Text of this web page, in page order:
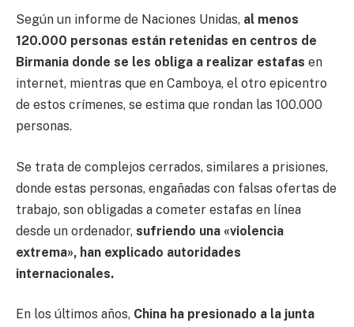
Según un informe de Naciones Unidas, al menos
120.000 personas están retenidas en centros de
Birmania donde se les obliga a realizar estafas en
internet, mientras que en Camboya, el otro epicentro
de estos crímenes, se estima que rondan las 100.000
personas.
Se trata de complejos cerrados, similares a prisiones,
donde estas personas, engañadas con falsas ofertas de
trabajo, son obligadas a cometer estafas en línea
desde un ordenador, sufriendo una «violencia
extrema», han explicado autoridades
internacionales.
En los últimos años, China ha presionado a la junta